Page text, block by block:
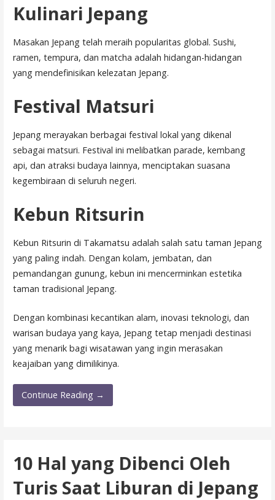
Kulinari Jepang
Masakan Jepang telah meraih popularitas global. Sushi,
ramen, tempura, dan matcha adalah hidangan-hidangan
yang mendefinisikan kelezatan Jepang.
Festival Matsuri
Jepang merayakan berbagai festival lokal yang dikenal
sebagai matsuri. Festival ini melibatkan parade, kembang
api, dan atraksi budaya lainnya, menciptakan suasana
kegembiraan di seluruh negeri.
Kebun Ritsurin
Kebun Ritsurin di Takamatsu adalah salah satu taman Jepang
yang paling indah. Dengan kolam, jembatan, dan
pemandangan gunung, kebun ini mencerminkan estetika
taman tradisional Jepang.
Dengan kombinasi kecantikan alam, inovasi teknologi, dan
warisan budaya yang kaya, Jepang tetap menjadi destinasi
yang menarik bagi wisatawan yang ingin merasakan
keajaiban yang dimilikinya.
Continue Reading →
10 Hal yang Dibenci Oleh
Turis Saat Liburan di Jepang